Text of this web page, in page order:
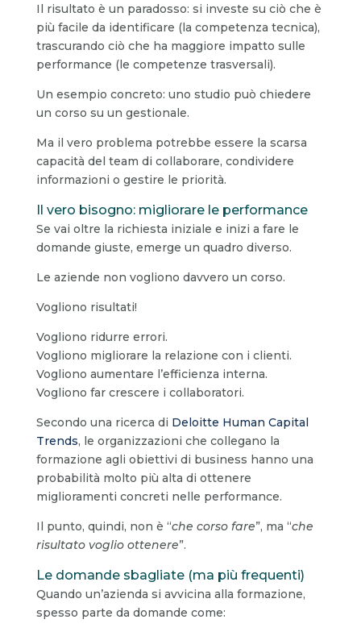
Il risultato è un paradosso: si investe su ciò che è
più facile da identificare (la competenza tecnica),
trascurando ciò che ha maggiore impatto sulle
performance (le competenze trasversali).
Un esempio concreto: uno studio può chiedere
un corso su un gestionale.
Ma il vero problema potrebbe essere la scarsa
capacità del team di collaborare, condividere
informazioni o gestire le priorità.
Il vero bisogno: migliorare le performance
Se vai oltre la richiesta iniziale e inizi a fare le
domande giuste, emerge un quadro diverso.
Le aziende non vogliono davvero un corso.
Vogliono risultati!
Vogliono ridurre errori.
Vogliono migliorare la relazione con i clienti.
Vogliono aumentare l’efficienza interna.
Vogliono far crescere i collaboratori.
Secondo una ricerca di Deloitte Human Capital
Trends, le organizzazioni che collegano la
formazione agli obiettivi di business hanno una
probabilità molto più alta di ottenere
miglioramenti concreti nelle performance.
Il punto, quindi, non è “che corso fare”, ma “che
risultato voglio ottenere”.
Le domande sbagliate (ma più frequenti)
Quando un’azienda si avvicina alla formazione,
spesso parte da domande come: